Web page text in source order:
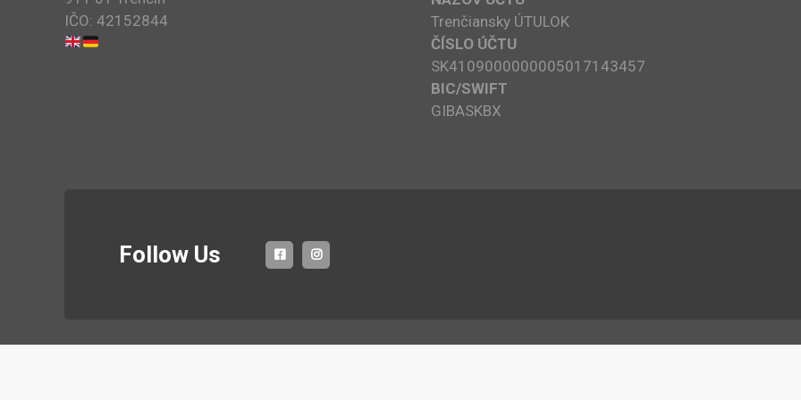
IČO: 42152844
Trenčiansky ÚTULOK
ČÍSLO ÚČTU
SK4109000000005017143457
BIC/SWIFT
GIBASKBX
Follow Us